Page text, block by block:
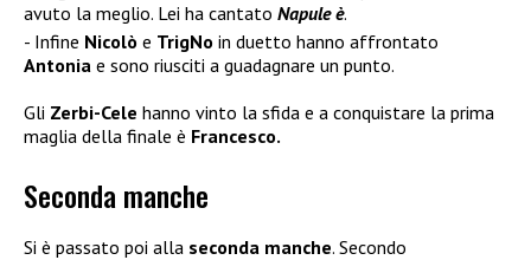
avuto la meglio. Lei ha cantato Napule è.
Infine Nicolò e TrigNo in duetto hanno affrontato
Antonia e sono riusciti a guadagnare un punto.
Gli Zerbi-Cele hanno vinto la sfida e a conquistare la prima
maglia della finale è Francesco.
Seconda manche
Si è passato poi alla seconda manche. Secondo